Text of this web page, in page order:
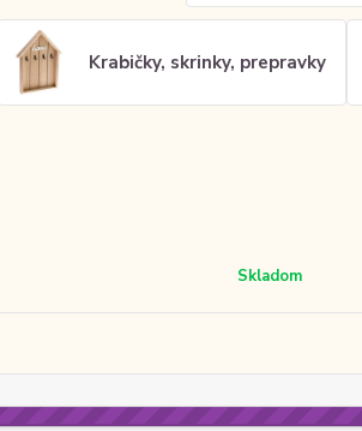
Krabičky, skrinky, prepravky
Skladom